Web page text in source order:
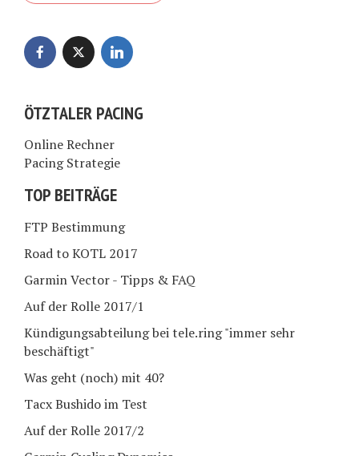
ÖTZTALER PACING
Online Rechner
Pacing Strategie
TOP BEITRÄGE
FTP Bestimmung
Road to KOTL 2017
Garmin Vector - Tipps & FAQ
Auf der Rolle 2017/1
Kündigungsabteilung bei tele.ring "immer sehr
beschäftigt"
Was geht (noch) mit 40?
Tacx Bushido im Test
Auf der Rolle 2017/2